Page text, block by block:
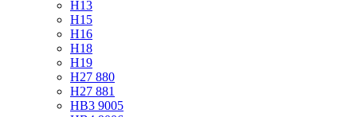
H13
H15
H16
H18
H19
H27 880
H27 881
HB3 9005